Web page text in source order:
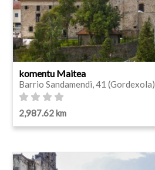
komentu Maitea
Barrio Sandamendi, 41 (Gordexola)
2,987.62 km